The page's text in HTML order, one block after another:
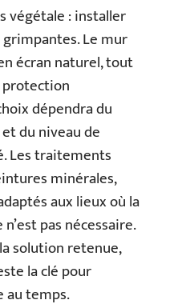
végétale : installer
Le mur
écran naturel, tout
protection
dépendra du
du niveau de
Les traitements
minérales,
aux lieux où la
pas nécessaire.
solution retenue,
la clé pour
au temps.